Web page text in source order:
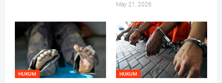
May 21, 2026
HUKUM HUKUM